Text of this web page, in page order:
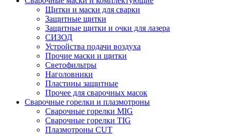
Щитки и маски для сварки
Защитные щитки
Защитные щитки и очки для лазера
СИЗОД
Устройства подачи воздуха
Прочие маски и щитки
Светофильтры
Наголовники
Пластины защитные
Прочее для сварочных масок
Сварочные горелки и плазмотроны
Сварочные горелки MIG
Сварочные горелки TIG
Плазмотроны CUT